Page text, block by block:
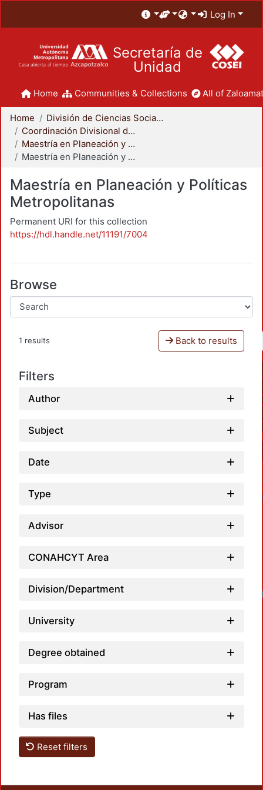
Log In
Secretaría de
Unidad
Home Communities & Collections All of
Home
División de Ciencias Sociales y Humanidades
Coordinación Divisional de Posgrado
Maestría en Planeación y Políticas Metropolitanas
Maestría en Planeación y Políticas Metropolitanas
Maestría en Planeación y Políticas
Metropolitanas
Permanent URI for this collection
https://hdl.handle.net/11191/7004
Browse
1 results Back to results
Filters
Author
Subject
Date
Type
Advisor
CONAHCYT Area
Division/Department
University
Degree obtained
Program
Has files
Reset filters